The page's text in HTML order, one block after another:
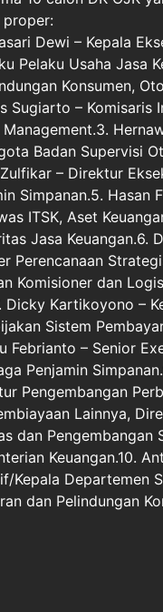
Dewi – Kepala
Pelaku Usaha Jasa
Konsumen,
Sugiarto – Komisaris
Badan Supervisi
– Direktur
Simpanan.5. Hasan
ITSK, Aset
Jasa Keuangan.6.
Perencanaan
Komisioner dan
Dicky Kartikoyono –
Sistem
Febrianto – Senior
Penjamin
Pengembangan
Lainnya,
dan Pengembangan
Keuangan.10.
Kepala Departemen
dan Pelindungan